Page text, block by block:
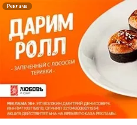
Реклама